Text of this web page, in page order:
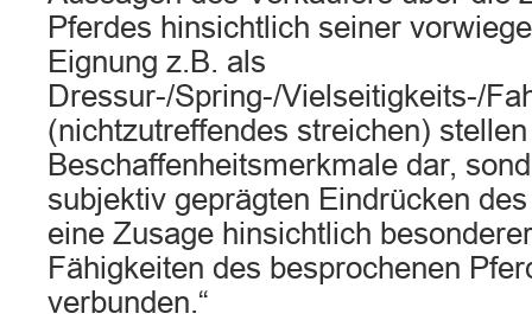
Pferdes hinsichtlich seiner
Eignung z.B. als
Dressur-/Spring-/Vielseitigkeits-/
(nichtzutreffendes streichen)
Beschaffenheitsmerkmale dar,
subjektiv geprägten Eindrücken
eine Zusage hinsichtlich
Fähigkeiten des besprochenen
verbunden.“